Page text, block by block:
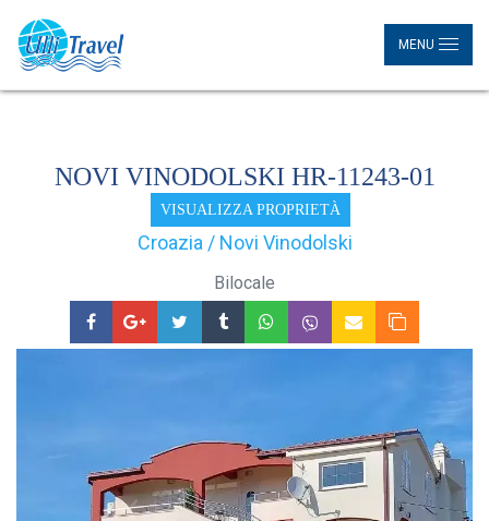
MENU
NOVI VINODOLSKI HR-11243-01
VISUALIZZA PROPRIETÀ
Croazia / Novi Vinodolski
Bilocale